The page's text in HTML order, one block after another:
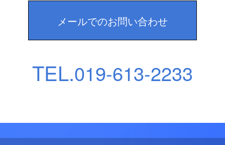
メールでのお問い合わせ
TEL.019-613-2233